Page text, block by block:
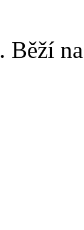
. Běží